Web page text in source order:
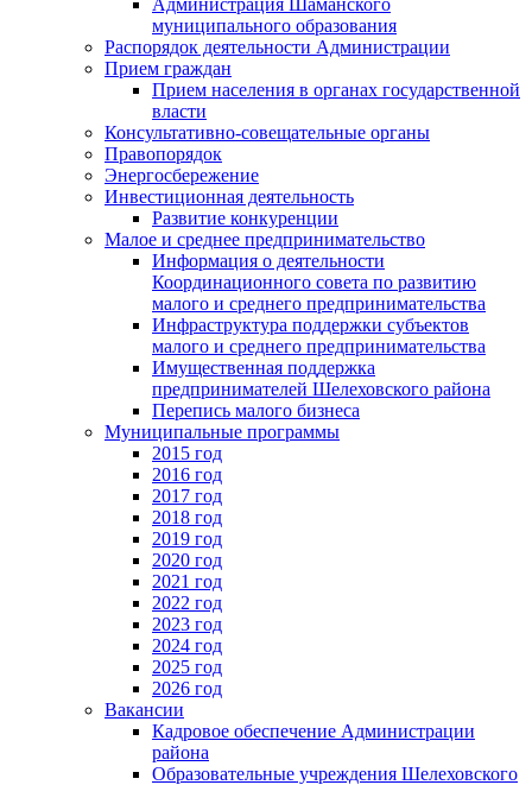
муниципального образования
Распорядок деятельности Администрации
Прием граждан
Прием населения в органах государственной
власти
Консультативно-совещательные органы
Правопорядок
Энергосбережение
Инвестиционная деятельность
Развитие конкуренции
Малое и среднее предпринимательство
Информация о деятельности
Координационного совета по развитию
малого и среднего предпринимательства
Инфраструктура поддержки субъектов
малого и среднего предпринимательства
Имущественная поддержка
предпринимателей Шелеховского района
Перепись малого бизнеса
Муниципальные программы
2015 год
2016 год
2017 год
2018 год
2019 год
2020 год
2021 год
2022 год
2023 год
2024 год
2025 год
2026 год
Вакансии
Кадровое обеспечение Администрации
района
Образовательные учреждения Шелеховского